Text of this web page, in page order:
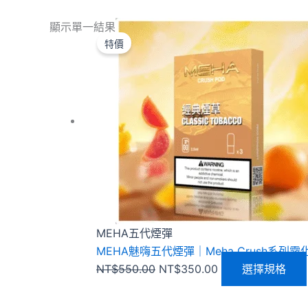
顯示單一結果
特價
MEHA五代煙彈
MEHA魅嗨五代煙彈｜Meha Crush系列霧
NT$550.00
原
價
NT$550.00。
NT$350.00
目
前
價
格：
NT$350.00。
選擇規格